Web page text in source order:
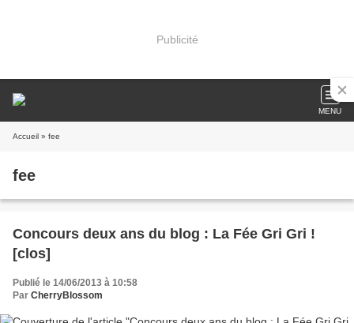
Publicité
MENU
Accueil » fee
fee
Concours deux ans du blog : La Fée Gri Gri !
[clos]
Publié le 14/06/2013 à 10:58
Par CherryBlossom